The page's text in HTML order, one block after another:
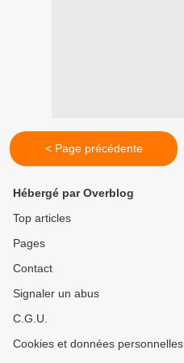
< Page précédente
Hébergé par Overblog
Top articles
Pages
Contact
Signaler un abus
C.G.U.
Cookies et données personnelles